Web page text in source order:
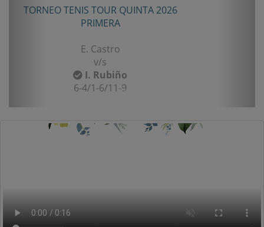
TORNEO TENIS TOUR QUINTA 2026
PRIMERA
E. Castro
v/s
I. Rubiño
6-4/1-6/11-9